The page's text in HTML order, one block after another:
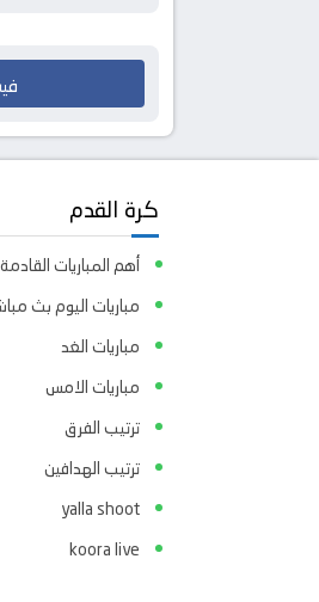
كرة القدم
أهم المباريات
مباريات اليوم بث
مباريات الغد
مباريات الامس
ترتيب الفرق
ترتيب الهدافين
yalla shoot
koora live